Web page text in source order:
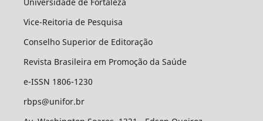
Universidade de Fortaleza
Vice-Reitoria de Pesquisa
Conselho Superior de Editoração
Revista Brasileira em Promoção da Saúde
e-ISSN 1806-1230
rbps@unifor.br